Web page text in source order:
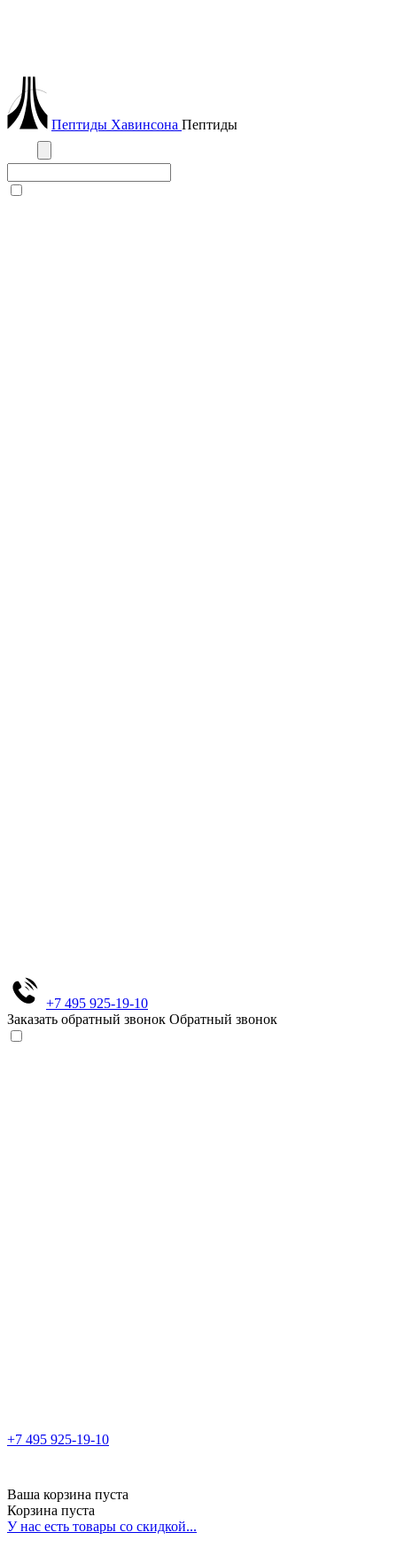
Пептиды Хавинсона Пептиды
+7 495 925-19-10
Заказать обратный звонок Обратный звонок
+7 495 925-19-10
Ваша корзина пуста
Корзина пуста
У нас есть товары со скидкой...